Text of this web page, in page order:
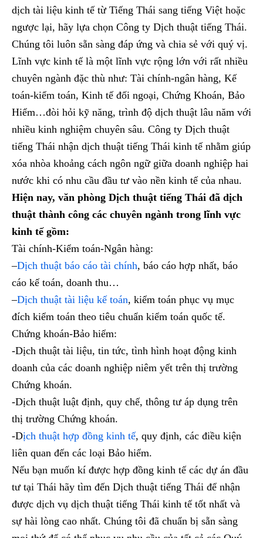
dịch tài liệu kinh tế từ Tiếng Thái sang tiếng Việt hoặc
ngược lại, hãy lựa chọn Công ty Dịch thuật tiếng Thái.
Chúng tôi luôn sẵn sàng đáp ứng và chia sẻ với quý vị.
Lĩnh vực kinh tế là một lĩnh vực rộng lớn với rất nhiều
chuyên ngành đặc thù như: Tài chính-ngân hàng, Kế
toán-kiểm toán, Kinh tế đối ngoại, Chứng Khoán, Bảo
Hiểm…đòi hỏi kỹ năng, trình độ dịch thuật lâu năm với
nhiều kinh nghiệm chuyên sâu. Công ty Dịch thuật
tiếng Thái nhận dịch thuật tiếng Thái kinh tế nhằm giúp
xóa nhòa khoảng cách ngôn ngữ giữa doanh nghiệp hai
nước khi có nhu cầu đầu tư vào nền kinh tế của nhau.
Hiện nay, văn phòng Dịch thuật tiếng Thái đã dịch
thuật thành công các chuyên ngành trong lĩnh vực
kinh tế gồm:
Tài chính-Kiểm toán-Ngân hàng:
–Dịch thuật báo cáo tài chính, báo cáo hợp nhất, báo
cáo kế toán, doanh thu…
–Dịch thuật tài liệu kế toán, kiểm toán phục vụ mục
đích kiểm toán theo tiêu chuẩn kiểm toán quốc tế.
Chứng khoán-Bảo hiểm:
-Dịch thuật tài liệu, tin tức, tình hình hoạt động kinh
doanh của các doanh nghiệp niêm yết trên thị trường
Chứng khoán.
-Dịch thuật luật định, quy chế, thông tư áp dụng trên
thị trường Chứng khoán.
-Dịch thuật hợp đồng kinh tế, quy định, các điều kiện
liên quan đến các loại Bảo hiểm.
Nếu bạn muốn kí được hợp đồng kinh tế các dự án đầu
tư tại Thái hãy tìm đến Dịch thuật tiếng Thái để nhận
được dịch vụ dịch thuật tiếng Thái kinh tế tốt nhất và
sự hài lòng cao nhất. Chúng tôi đã chuẩn bị sẵn sàng